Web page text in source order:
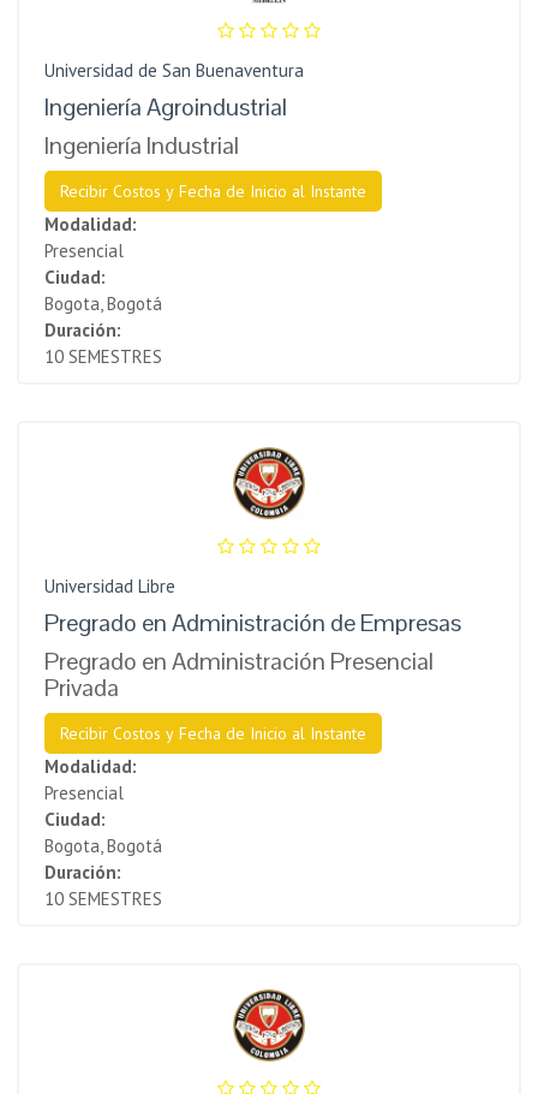
Universidad de San Buenaventura
Ingeniería Agroindustrial
Ingeniería Industrial
Recibir Costos y Fecha de Inicio al Instante
Modalidad:
Presencial
Ciudad:
Bogota, Bogotá
Duración:
10 SEMESTRES
Universidad Libre
Pregrado en Administración de Empresas
Pregrado en Administración Presencial
Privada
Recibir Costos y Fecha de Inicio al Instante
Modalidad:
Presencial
Ciudad:
Bogota, Bogotá
Duración:
10 SEMESTRES